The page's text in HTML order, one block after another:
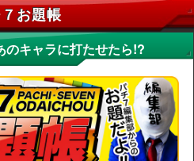
お題帳
のキャラに打たせたら!?